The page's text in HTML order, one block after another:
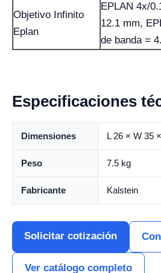
Objetivo Infinito
Eplan
EPLAN 4x/
12.1 mm,
de banda =
Especificaciones
Dimensiones L 26 × W 35
Peso 7.5 kg
Fabricante Kalstein
Solicitar cotización
Ver catálogo completo